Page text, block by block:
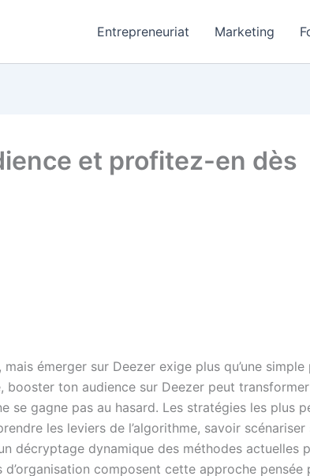
Entrepreneuriat Marketing
et profitez-en dès
émerger sur Deezer exige plus qu’une
booster ton audience sur Deezer peut
se gagne pas au hasard. Les stratégies les plus
les leviers de l’algorithme, savoir
dynamique des méthodes actuelles
composent cette approche pensée